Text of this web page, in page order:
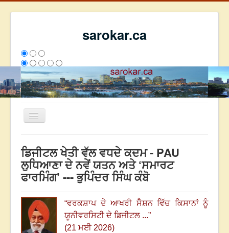
sarokar.ca
Toggle
ਰਚਨਾਵਾਂ
ਸਰੋਕਾਰ ਦੇ ਲੇਖਕ
We have 172 guests and no members online
2809374
ਇਸ ਹਫਤੇ36808
ਡਿਜੀਟਲ ਖੇਤੀ ਵੱਲ ਵਧਦੇ ਕਦਮ - PAU
ਲੁਧਿਆਣਾ ਦੇ ਨਵੇਂ ਯਤਨ ਅਤੇ ‘ਸਮਾਰਟ
ਫਾਰਮਿੰਗ’ --- ਭੁਪਿੰਦਰ ਸਿੰਘ ਕੰਬੋ
“ਵਰਕਸ਼ਾਪ ਦੇ ਆਖਰੀ ਸੈਸ਼ਨ ਵਿੱਚ ਕਿਸਾਨਾਂ ਨੂੰ
ਯੂਨੀਵਰਸਿਟੀ ਦੇ ਡਿਜੀਟਲ ...”
(21 ਮਈ 2026)